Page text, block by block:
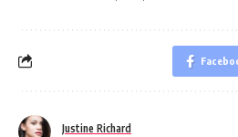
Justine Richard